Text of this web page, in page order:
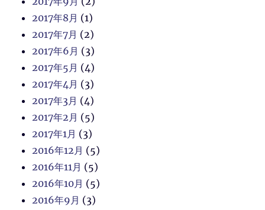
2017年8月 (1)
2017年7月 (2)
2017年6月 (3)
2017年5月 (4)
2017年4月 (3)
2017年3月 (4)
2017年2月 (5)
2017年1月 (3)
2016年12月 (5)
2016年11月 (5)
2016年10月 (5)
2016年9月 (3)